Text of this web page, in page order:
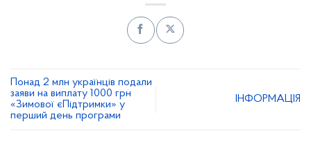
Понад 2 млн українців подали
заяви на виплату 1000 грн
«Зимової єПідтримки» у
перший день програми
ІНФОРМАЦІЯ